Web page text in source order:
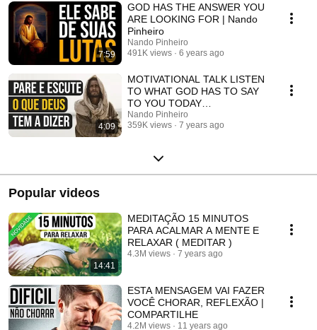
7:59
GOD HAS THE ANSWER YOU
ARE LOOKING FOR | Nando
Pinheiro
Nando Pinheiro
491K views
6 years ago
4:09
MOTIVATIONAL TALK LISTEN
TO WHAT GOD HAS TO SAY
TO YOU TODAY
(MOTIVATION)
Nando Pinheiro
359K views
7 years ago
Popular videos
14:41
MEDITAÇÃO 15 MINUTOS
PARA ACALMAR A MENTE E
RELAXAR ( MEDITAR )
4.3M views 7 years ago
ESTA MENSAGEM VAI FAZER
VOCÊ CHORAR, REFLEXÃO |
COMPARTILHE
4.2M views 11 years ago